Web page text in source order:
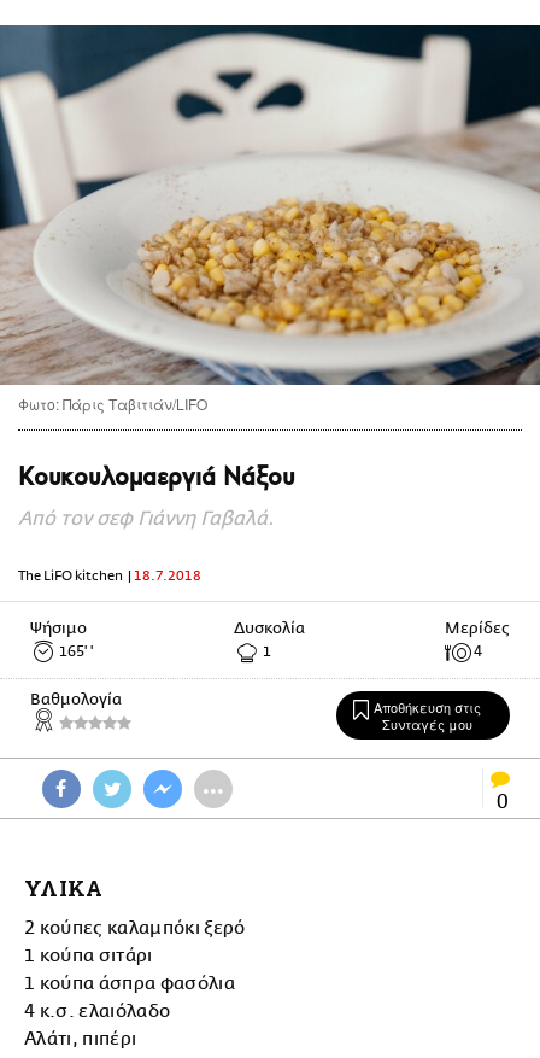
CITY GUIDE
PRINT
Κουκουλομαεργιά Νάξου
Από τον σεφ Γιάννη Γαβαλά.
The LiFO kitchen 18.7.2018
Φωτο: Πάρις Ταβιτιάν/LIFO
Βαθμολογία
Αποθήκευση στις
Συνταγές μου
Ψήσιμο
165' '
Δυσκολία
1
Μερίδες
4
ΥΛΙΚΑ
2 κούπες καλαμπόκι ξερό
1 κούπα σιτάρι
1 κούπα άσπρα φασόλια
4 κ.σ. ελαιόλαδο
Αλάτι, πιπέρι
•••
0